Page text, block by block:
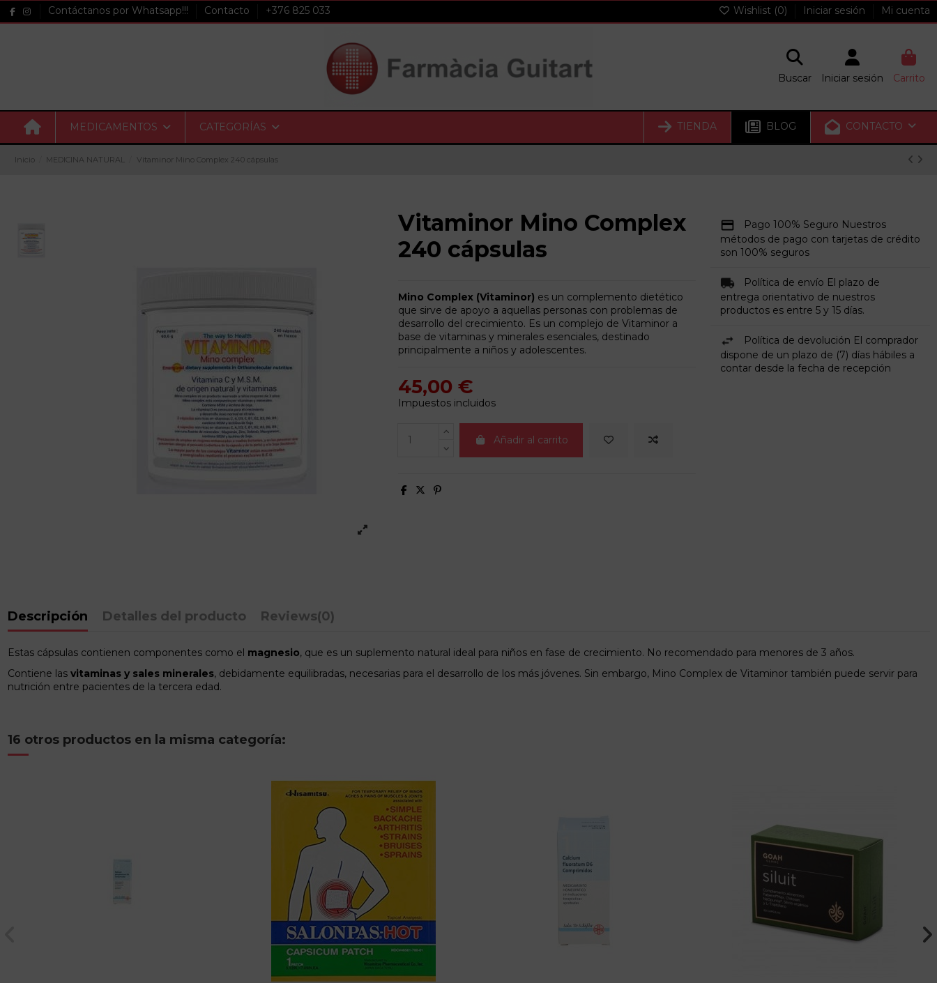
Contáctanos por Whatsapp!!! Contacto +376 825 033 Wishlist (0) Iniciar sesión Mi cuenta
Buscar Iniciar sesión Carrito
MEDICAMENTOS CATEGORÍAS CONTACTO
BLOG
TIENDA
Inicio MEDICINA NATURAL Vitaminor Mino Complex 240 cápsulas
Vitaminor Mino Complex
240 cápsulas
Mino Complex (Vitaminor) es un complemento dietético
que sirve de apoyo a aquellas personas con problemas de
desarrollo del crecimiento. Es un complejo de Vitaminor a
base de vitaminas y minerales esenciales, destinado
principalmente a niños y adolescentes.
45,00 €
Impuestos incluidos
Añadir al carrito
Pago 100% Seguro Nuestros
métodos de pago con tarjetas de crédito
son 100% seguros
Política de envío El plazo de
entrega orientativo de nuestros
productos es entre 5 y 15 días.
Política de devolución El comprador
dispone de un plazo de (7) días hábiles a
contar desde la fecha de recepción
Descripción Detalles del producto Reviews(0)
Estas cápsulas contienen componentes como el magnesio, que es un suplemento natural ideal para niños en fase de crecimiento. No recomendado para menores de 3 años.
Contiene las vitaminas y sales minerales, debidamente equilibradas, necesarias para el desarrollo de los más jóvenes. Sin embargo, Mino Complex de Vitaminor también puede servir para
nutrición entre pacientes de la tercera edad.
16 otros productos en la misma categoría: